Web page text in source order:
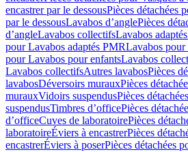
encastrer par le dessousPièces détachées
par le dessousLavabos d’anglePièces
d’angleLavabos collectifsLavabos
pour Lavabos adaptés PMRLavabos pour
pour Lavabos pour enfantsLavabos
Lavabos collectifsAutres lavabosPièces
lavabosDéversoirs murauxPièces
murauxVidoirs suspendusPièces
suspendusTimbres dʼofficePièces
dʼofficeCuves de laboratoirePièces
laboratoireÉviers à encastrerPièces
encastrerÉviers à poserPièces détachées